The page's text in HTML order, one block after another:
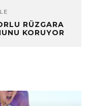
RÜZGARA
KORUYOR